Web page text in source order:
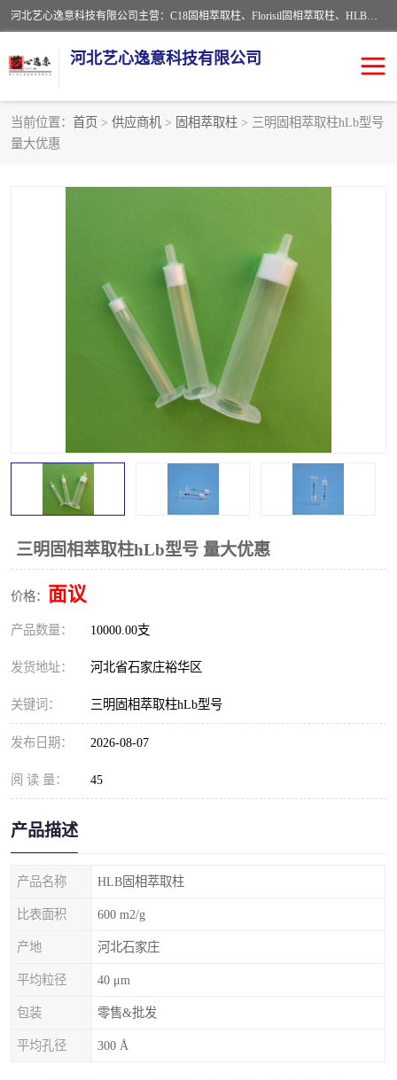
河北艺心逸意科技有限公司主营：C18固相萃取柱、Florisil固相萃取柱、HLB固相萃取柱、MCX固相萃取柱、QuEChERS、固相萃取空柱、针式过滤器 、固相萃取柱、黄曲霉毒素亲和柱。全国咨询热线：18630105913。河北艺心逸意科技有限公司接受来样定做，我们秉承着“顾客至上，锐意进取”的经营理念，坚持客户至上的原则为广大客户提供优质的服务，欢迎广大客户惠顾！免费咨询！
河北艺心逸意科技有限公司
当前位置： 首页 > 供应商机 > 固相萃取柱 > 三明固相萃取柱hLb型号
量大优惠
三明固相萃取柱hLb型号 量大优惠
价格： 面议
产品数量： 10000.00支
发货地址： 河北省石家庄裕华区
关键词： 三明固相萃取柱hLb型号
发布日期： 2026-08-07
阅 读 量： 45
产品描述
产品名称 HLB固相萃取柱
比表面积 600 m2/g
产地 河北石家庄
平均粒径 40 μm
包装 零售&批发
平均孔径 300 Å
固相萃取柱
ELISA试剂盒 过滤器/滤膜
SPE配件
96孔板